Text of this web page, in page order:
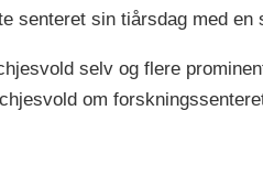
senteret sin tiårsdag med
selv og flere
om